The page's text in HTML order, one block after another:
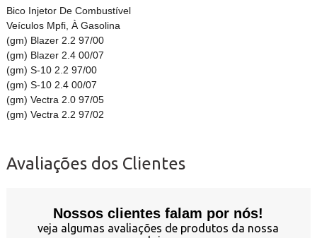
Bico Injetor De Combustível
Veículos Mpfi, À Gasolina
(gm) Blazer 2.2 97/00
(gm) Blazer 2.4 00/07
(gm) S-10 2.2 97/00
(gm) S-10 2.4 00/07
(gm) Vectra 2.0 97/05
(gm) Vectra 2.2 97/02
Avaliações dos Clientes
Nossos clientes falam por nós!
veja algumas avaliações de produtos da nossa